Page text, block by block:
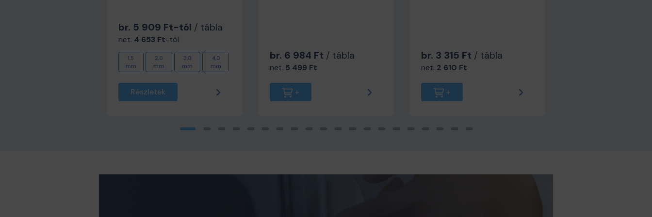
br. 5 909 Ft-tól / tábla
net. 4 653 Ft-tól
1,5
mm
2,0
mm
3,0
mm
4,0
mm
Részletek
br. 6 984 Ft / tábla
net. 5 499 Ft
br. 3 315 Ft / tábla
net. 2 610 Ft